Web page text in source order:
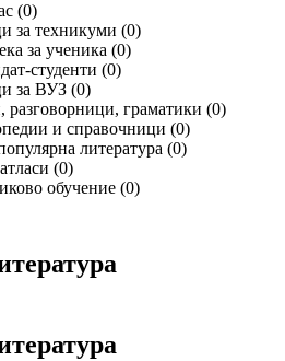
(0)
за техникуми (0)
за ученика (0)
студенти (0)
за ВУЗ (0)
разговорници, граматики (0)
и справочници (0)
литература (0)
(0)
обучение (0)